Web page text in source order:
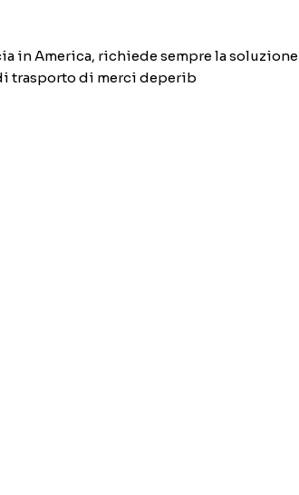
in America, richiede sempre la soluzione
trasporto di merci deperib